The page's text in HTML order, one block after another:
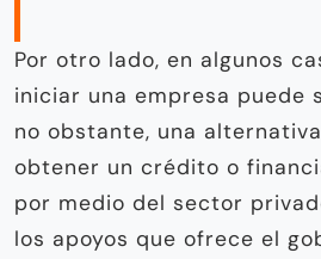
Por otro lado, en algunos
iniciar una empresa puede
no obstante, una
obtener un crédito o
por medio del sector
los apoyos que ofrece el